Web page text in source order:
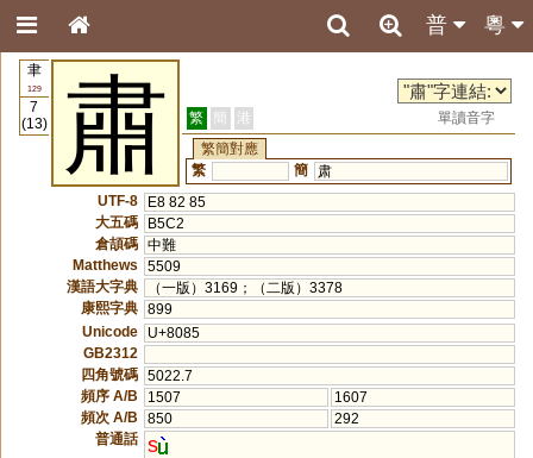
粵
普
聿
129
7
(13)
肅 繁 簡 港
單讀音字
繁簡對應
繁
簡
肃
UTF-8
E8 82 85
大五碼
B5C2
倉頡碼 中難
Matthews
5509
漢語大字典
（一版）3169；（二版）3378
康熙字典 899
Unicode
U+8085
GB2312
四角號碼 5022.7
頻序 A/B
1507
1607
頻次 A/B
850
292
普通話 s